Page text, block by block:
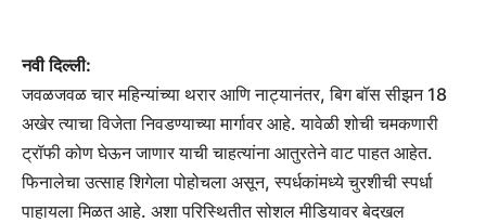
नवी दिल्ली:
जवळजवळ चार महिन्यांच्या थरार आणि नाट्यानंतर, बिग बॉस सीझन 18
अखेर त्याचा विजेता निवडण्याच्या मार्गावर आहे. यावेळी शोची चमकणारी
ट्रॉफी कोण घेऊन जाणार याची चाहत्यांना आतुरतेने वाट पाहत आहेत.
फिनालेचा उत्साह शिगेला पोहोचला असून, स्पर्धकांमध्ये चुरशीची स्पर्धा
पाहायला मिळत आहे. अशा परिस्थितीत सोशल मीडियावर बेदखल